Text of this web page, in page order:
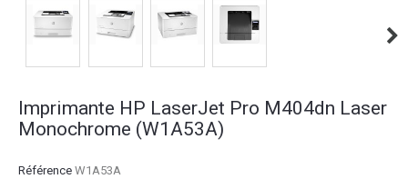
Imprimante HP LaserJet Pro M404dn Laser
Monochrome (W1A53A)
Référence W1A53A